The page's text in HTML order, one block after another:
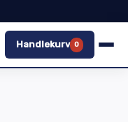
Handlekurv 0